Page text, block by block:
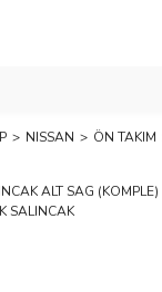
NISSAN ÖN TAKIM